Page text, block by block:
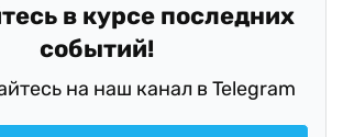
в курсе последних
событий!
на наш канал в Telegram